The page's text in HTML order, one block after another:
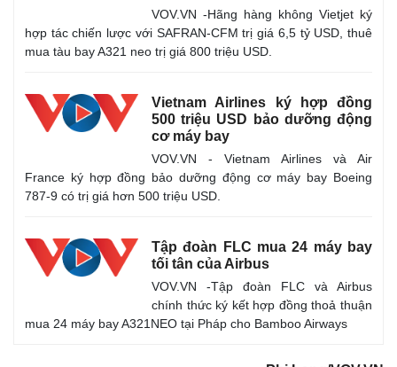
VOV.VN -Hãng hàng không Vietjet ký
hợp tác chiến lược với SAFRAN-CFM trị giá 6,5 tỷ USD, thuê
mua tàu bay A321 neo trị giá 800 triệu USD.
Vietnam Airlines ký hợp đồng
500 triệu USD bảo dưỡng động
cơ máy bay
VOV.VN - Vietnam Airlines và Air
France ký hợp đồng bảo dưỡng động cơ máy bay Boeing
787-9 có trị giá hơn 500 triệu USD.
Tập đoàn FLC mua 24 máy bay
tối tân của Airbus
VOV.VN -Tập đoàn FLC và Airbus
chính thức ký kết hợp đồng thoả thuận
mua 24 máy bay A321NEO tại Pháp cho Bamboo Airways